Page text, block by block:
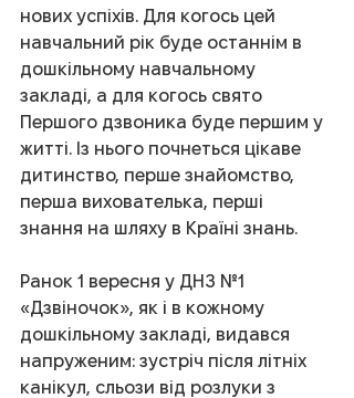
нових успіхів. Для когось цей
навчальний рік буде останнім в
дошкільному навчальному
закладі, а для когось свято
Першого дзвоника буде першим у
житті. Із нього почнеться цікаве
дитинство, перше знайомство,
перша вихователька, перші
знання на шляху в Країні знань.
Ранок 1 вересня у ДНЗ №1
«Дзвіночок», як і в кожному
дошкільному закладі, видався
напруженим: зустріч після літніх
канікул, сльози від розлуки з